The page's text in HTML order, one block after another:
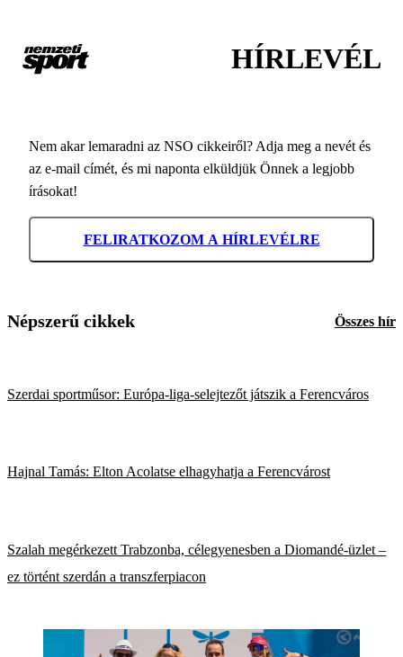
HÍRLEVÉL
Nem akar lemaradni az NSO cikkeiről? Adja meg a nevét és
az e-mail címét, és mi naponta elküldjük Önnek a legjobb
írásokat!
FELIRATKOZOM A HÍRLEVÉLRE
Népszerű cikkek Összes hír
Szerdai sportműsor: Európa-liga-selejtezőt játszik a Ferencváros
Hajnal Tamás: Elton Acolatse elhagyhatja a Ferencvárost
Szalah megérkezett Trabzonba, célegyenesben a Diomandé-üzlet –
ez történt szerdán a transzferpiacon